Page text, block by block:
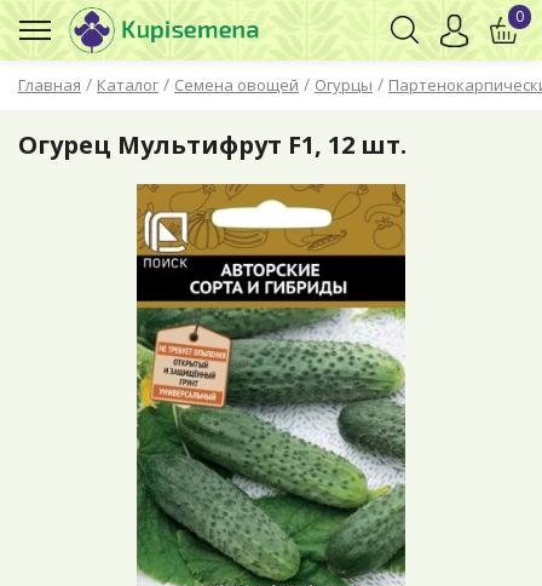
Главная / Каталог / Семена овощей / Огурцы /
0
Огурец Мультифрут F1, 12 шт.